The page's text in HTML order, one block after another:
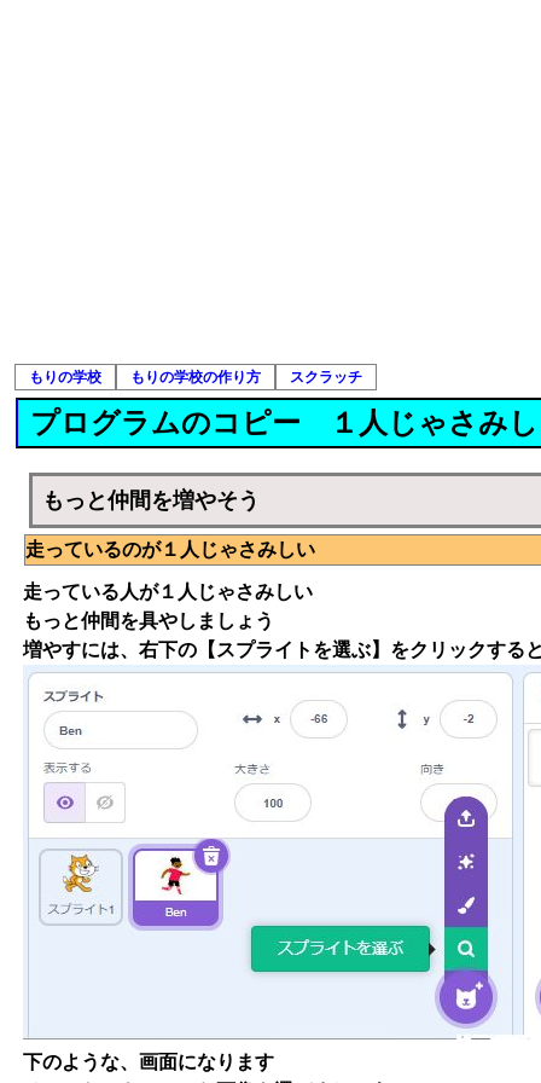
もりの学校 もりの学校の作り方 スクラッチ
プログラムのコピー １人じゃさみ
もっと仲間を増やそう
走っているのが１人じゃさみしい
走っている人が１人じゃさみしい
もっと仲間を具やしましょう
増やすには、右下の【スプライトを選ぶ】をクリックする
下のような、画面になります